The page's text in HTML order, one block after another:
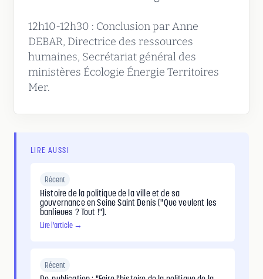
12h10-12h30 : Conclusion par Anne
DEBAR, Directrice des ressources
humaines, Secrétariat général des
ministères Écologie Énergie Territoires
Mer.
LIRE AUSSI
Récent
Histoire de la politique de la ville et de sa
gouvernance en Seine Saint Denis ("Que veulent les
banlieues ? Tout !").
Lire l'article →
Récent